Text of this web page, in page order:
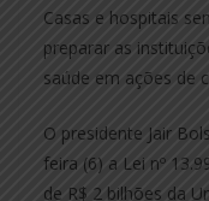
Casas e hospitais
preparar as
saúde em ações de
O presidente Jair
feira (6) a Lei nº
de R$ 2 bilhões da